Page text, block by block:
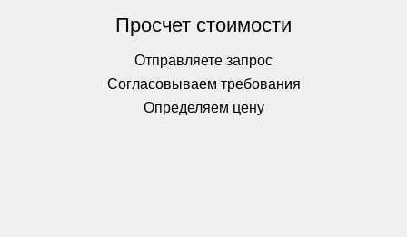
Просчет стоимости
Отправляете запрос
Согласовываем требования
Определяем цену